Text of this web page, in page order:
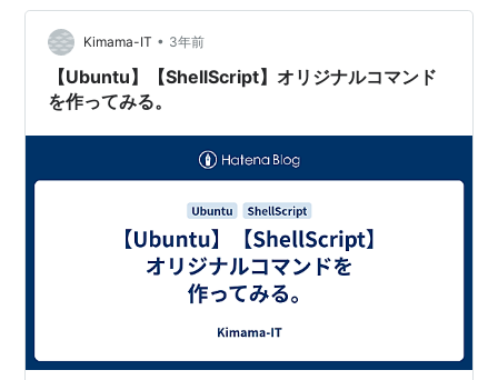
------------------------------------------------- 入力され
たコマンドはシ…
Kimama-IT • 3年前
【Ubuntu】【ShellScript】オリジナルコマンド
を作ってみる。